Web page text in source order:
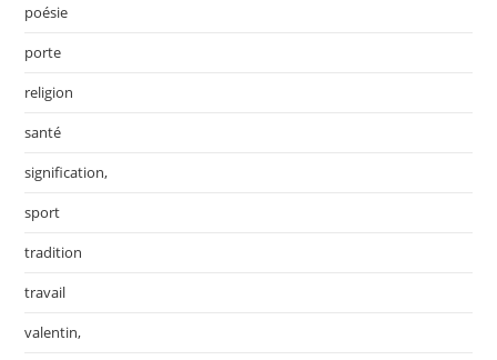
poésie
porte
religion
santé
signification,
sport
tradition
travail
valentin,